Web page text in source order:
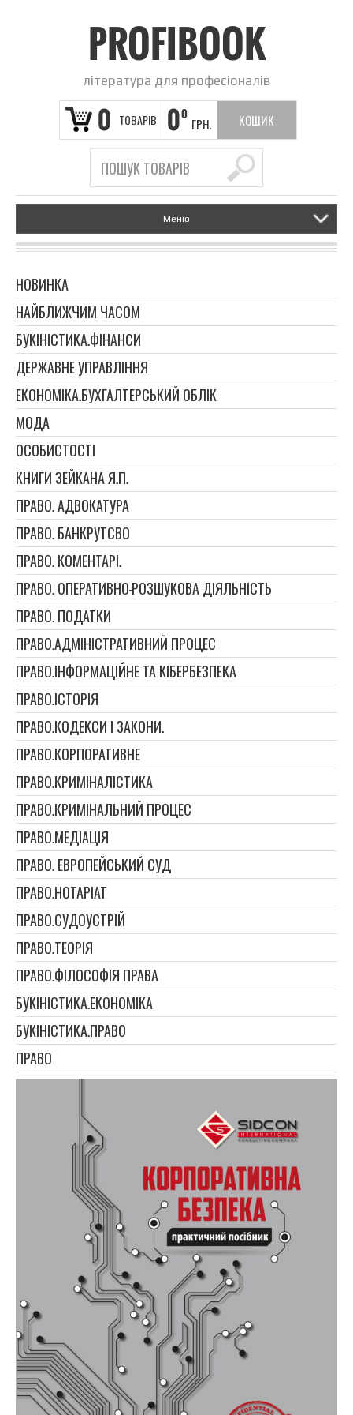
PROFIBOOK
література для професіоналів
0 ТОВАРІВ 00
ГРН. КОШИК
ПОРОЖНІЙ
Меню
НОВИНКА
НАЙБЛИЖЧИМ ЧАСОМ
БУКІНІСТИКА.ФІНАНСИ
ДЕРЖАВНЕ УПРАВЛІННЯ
ЕКОНОМІКА.БУХГАЛТЕРСЬКИЙ ОБЛІК
МОДА
ОСОБИСТОСТІ
КНИГИ ЗЕЙКАНА Я.П.
ПРАВО. АДВОКАТУРА
ПРАВО. БАНКРУТСВО
ПРАВО. КОМЕНТАРІ.
ПРАВО. ОПЕРАТИВНО-РОЗШУКОВА ДІЯЛЬНІСТЬ
ПРАВО. ПОДАТКИ
ПРАВО.АДМІНІСТРАТИВНИЙ ПРОЦЕС
ПРАВО.ІНФОРМАЦІЙНЕ ТА КІБЕРБЕЗПЕКА
ПРАВО.ІСТОРІЯ
ПРАВО.КОДЕКСИ І ЗАКОНИ.
ПРАВО.КОРПОРАТИВНЕ
ПРАВО.КРИМІНАЛІСТИКА
ПРАВО.КРИМІНАЛЬНИЙ ПРОЦЕС
ПРАВО.МЕДІАЦІЯ
ПРАВО. ЕВРОПЕЙСЬКИЙ СУД
ПРАВО.НОТАРІАТ
ПРАВО.СУДОУСТРІЙ
ПРАВО.ТЕОРІЯ
ПРАВО.ФІЛОСОФІЯ ПРАВА
БУКІНІСТИКА.ЕКОНОМІКА
БУКІНІСТИКА.ПРАВО
ПРАВО